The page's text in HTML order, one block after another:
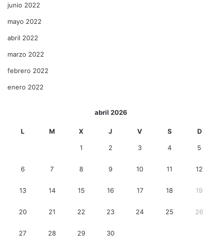
junio 2022
mayo 2022
abril 2022
marzo 2022
febrero 2022
enero 2022
abril 2026
L M X J V S D
1 2 3 4 5
6 7 8 9 10 11 12
13 14 15 16 17 18 19
20 21 22 23 24 25 26
27 28 29 30